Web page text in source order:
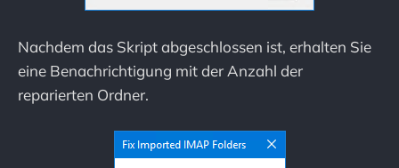
Nachdem das Skript abgeschlossen ist, erhalten Sie
eine Benachrichtigung mit der Anzahl der
reparierten Ordner.